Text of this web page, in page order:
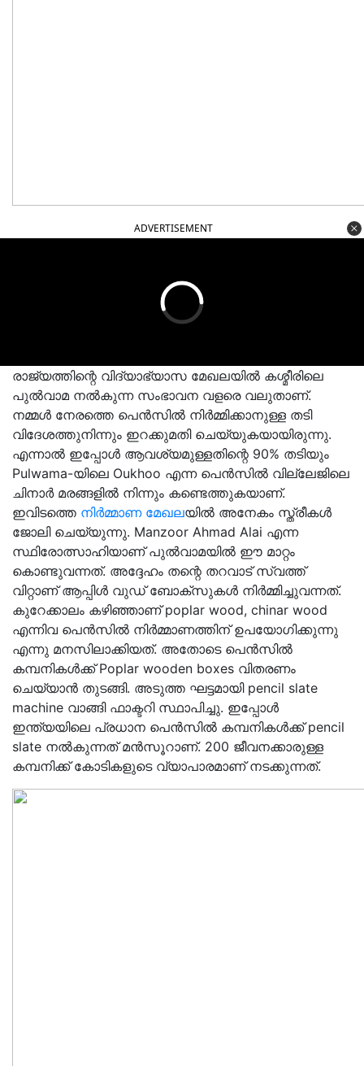
ADVERTISEMENT
രാജ്യത്തിന്റെ വിദ്യാഭ്യാസ മേഖലയില്‍ കശ്മീരിലെ
പുല്‍വാമ നല്‍കുന്ന സംഭാവന വളരെ വലുതാണ്.
നമ്മള്‍ നേരത്തെ പെന്‍സില്‍ നിര്‍മ്മിക്കാനുള്ള തടി
വിദേശത്തുനിന്നും ഇറക്കുമതി ചെയ്യുകയായിരുന്നു.
എന്നാല്‍ ഇപ്പോള്‍ ആവശ്യമുള്ളതിന്റെ 90% തടിയും
Pulwama-യിലെ Oukhoo എന്ന പെന്‍സില്‍ വില്ലേജിലെ
ചിനാര്‍ മരങ്ങളില്‍ നിന്നും കണ്ടെത്തുകയാണ്.
ഇവിടത്തെ നിര്‍മ്മാണ മേഖലയില്‍ അനേകം സ്ത്രീകള്‍
ജോലി ചെയ്യുന്നു. Manzoor Ahmad Alai എന്ന
സ്ഥിരോത്സാഹിയാണ് പുല്‍വാമയില്‍ ഈ മാറ്റം
കൊണ്ടുവന്നത്. അദ്ദേഹം തന്റെ തറവാട് സ്വത്ത്
വിറ്റാണ് ആപ്പിള്‍ വുഡ് ബോക്‌സുകള്‍ നിര്‍മ്മിച്ചുവന്നത്.
കുറേക്കാലം കഴിഞ്ഞാണ് poplar wood, chinar wood
എന്നിവ പെന്‍സില്‍ നിര്‍മ്മാണത്തിന് ഉപയോഗിക്കുന്നു
എന്നു മനസിലാക്കിയത്. അതോടെ പെന്‍സില്‍
കമ്പനികള്‍ക്ക് Poplar wooden boxes വിതരണം
ചെയ്യാന്‍ തുടങ്ങി. അടുത്ത ഘട്ടമായി pencil slate
machine വാങ്ങി ഫാക്ടറി സ്ഥാപിച്ചു. ഇപ്പോള്‍
ഇന്ത്യയിലെ പ്രധാന പെന്‍സില്‍ കമ്പനികള്‍ക്ക് pencil
slate നല്‍കുന്നത് മന്‍സൂറാണ്. 200 ജീവനക്കാരുള്ള
കമ്പനിക്ക് കോടികളുടെ വ്യാപാരമാണ് നടക്കുന്നത്.